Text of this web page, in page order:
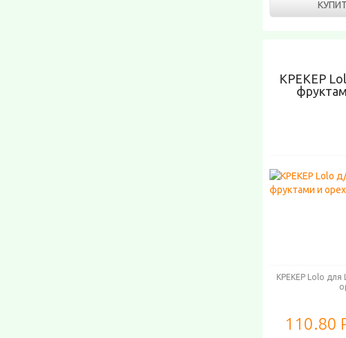
КРЕКЕР
КРЕКЕР Lolo для
110.80